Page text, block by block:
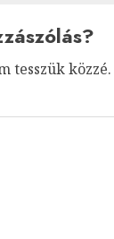
tesszük közzé.